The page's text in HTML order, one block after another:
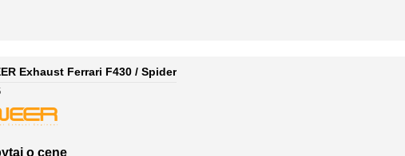
Exhaust Ferrari F430 / Spider
o cenę